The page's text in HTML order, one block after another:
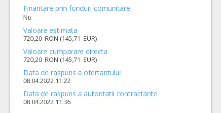
Finantare prin fonduri comunitare
Nu
Valoare estimata
720,20 RON (145,71 EUR)
Valoare cumparare directa
720,20 RON (145,71 EUR)
Data de raspuns a ofertantului
08.04.2022 11:22
Data de raspuns a autoritatii contractante
08.04.2022 11:36